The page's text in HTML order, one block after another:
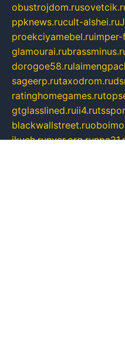
obustrojdom.ru
ppknews.rucult-alshei.ru
proekciyamebel.ruimper-
glamourai.ru
dorogoe58.ru
sageerp.rutaxodrom.ru
ratinghomegames.ru
gtglasslined.ruii4.ru
blackwallstreet.ru
ikuch.runycr.org.ru